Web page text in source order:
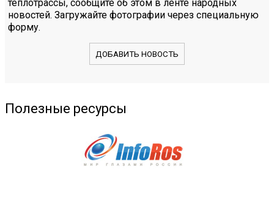
теплотрассы, сообщите об этом в ленте народных
новостей. Загружайте фотографии через специальную
форму.
ДОБАВИТЬ НОВОСТЬ
Полезные ресурсы